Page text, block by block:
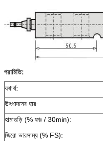
পরামিতি:
যথার্থ:
উৎপাদনের হার:
হামাগুড়ি (% ফাঃ / 30min):
জিরো ভারসাম্য (% FS):